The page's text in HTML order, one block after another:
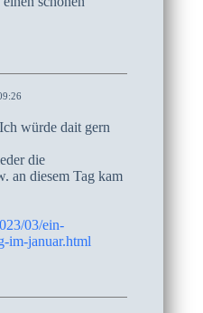
würde dait gern
die
an diesem Tag kam
03/ein-
im-januar.html